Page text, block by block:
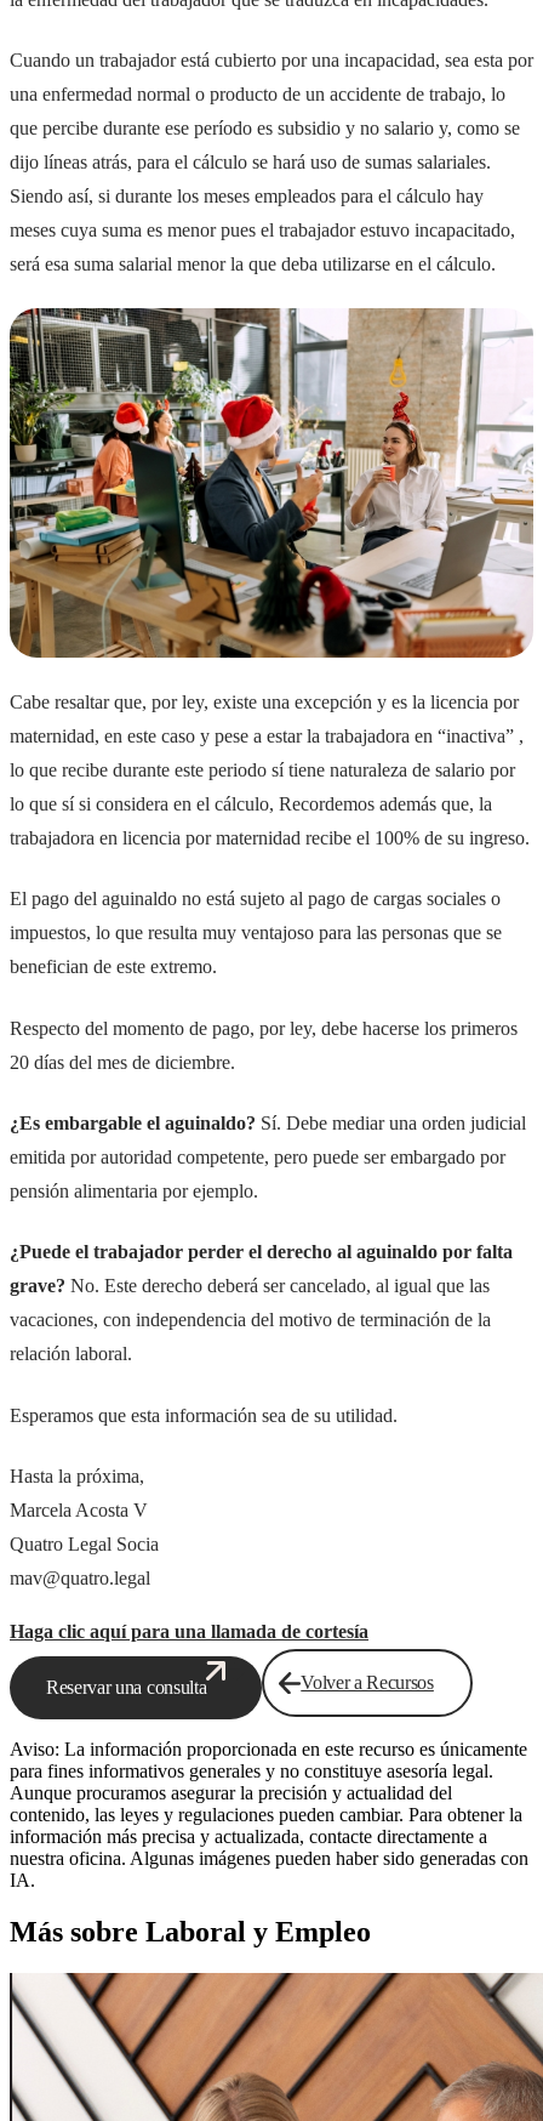
Cuando un trabajador está cubierto por una incapacidad, sea esta por
una enfermedad normal o producto de un accidente de trabajo, lo
que percibe durante ese período es subsidio y no salario y, como se
dijo líneas atrás, para el cálculo se hará uso de sumas salariales.
Siendo así, si durante los meses empleados para el cálculo hay
meses cuya suma es menor pues el trabajador estuvo incapacitado,
será esa suma salarial menor la que deba utilizarse en el cálculo.
Cabe resaltar que, por ley, existe una excepción y es la licencia por
maternidad, en este caso y pese a estar la trabajadora en “inactiva” ,
lo que recibe durante este periodo sí tiene naturaleza de salario por
lo que sí si considera en el cálculo, Recordemos además que, la
trabajadora en licencia por maternidad recibe el 100% de su ingreso.
El pago del aguinaldo no está sujeto al pago de cargas sociales o
impuestos, lo que resulta muy ventajoso para las personas que se
benefician de este extremo.
Respecto del momento de pago, por ley, debe hacerse los primeros
20 días del mes de diciembre.
¿Es embargable el aguinaldo? Sí. Debe mediar una orden judicial
emitida por autoridad competente, pero puede ser embargado por
pensión alimentaria por ejemplo.
¿Puede el trabajador perder el derecho al aguinaldo por falta
grave? No. Este derecho deberá ser cancelado, al igual que las
vacaciones, con independencia del motivo de terminación de la
relación laboral.
Esperamos que esta información sea de su utilidad.
Hasta la próxima,
Marcela Acosta V
Quatro Legal Socia
mav@quatro.legal
Haga clic aquí para una llamada de cortesía
Reservar una consulta Volver a Recursos
Aviso: La información proporcionada en este recurso es únicamente
para fines informativos generales y no constituye asesoría legal.
Aunque procuramos asegurar la precisión y actualidad del
contenido, las leyes y regulaciones pueden cambiar. Para obtener la
información más precisa y actualizada, contacte directamente a
nuestra oficina. Algunas imágenes pueden haber sido generadas con
IA.
Más sobre Laboral y Empleo